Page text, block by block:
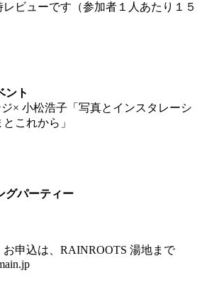
ビューです（参加者１人あたり１５
ント
× 小松浩子「写真とインスタレーシ
これから」
グパーティー
申込は、RAINROOTS 湯地まで